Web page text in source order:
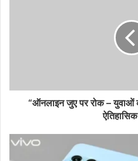
“ऑनलाइन जुए पर रोक – युवाओं